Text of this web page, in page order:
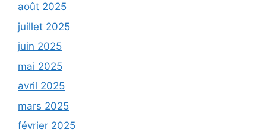
août 2025
juillet 2025
juin 2025
mai 2025
avril 2025
mars 2025
février 2025